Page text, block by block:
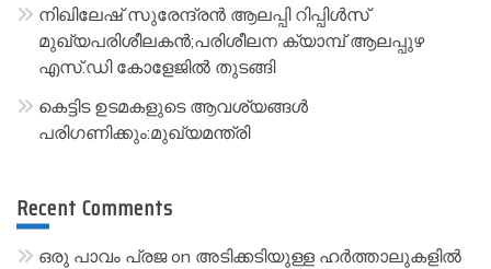
നിഖിലേഷ് സുരേന്ദ്രൻ ആലപ്പി റിപ്പിൾസ്
മുഖ്യപരിശീലകൻ;പരിശീലന ക്യാമ്പ് ആലപ്പുഴ
എസ്.ഡി കോളേജിൽ തുടങ്ങി
കെട്ടിട ഉടമകളുടെ ആവശ്യങ്ങൾ
പരിഗണിക്കും:മുഖ്യമന്ത്രി
Recent Comments
ഒരു പാവം പ്രജon അടിക്കടിയുള്ള ഹർത്താലുകളിൽ